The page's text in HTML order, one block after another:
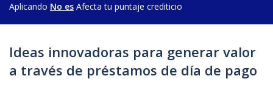
Aplicando No es Afecta tu puntaje crediticio
Ideas innovadoras para generar valor
a través de préstamos de día de pago